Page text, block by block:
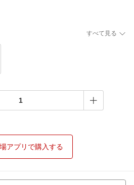
すべて見る
アプリで購入する